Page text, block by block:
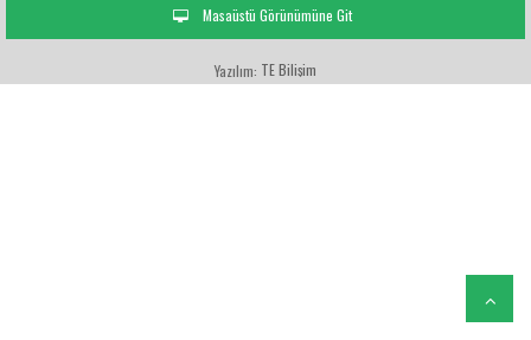
Masaüstü Görünümüne Git
Yazılım: TE Bilişim